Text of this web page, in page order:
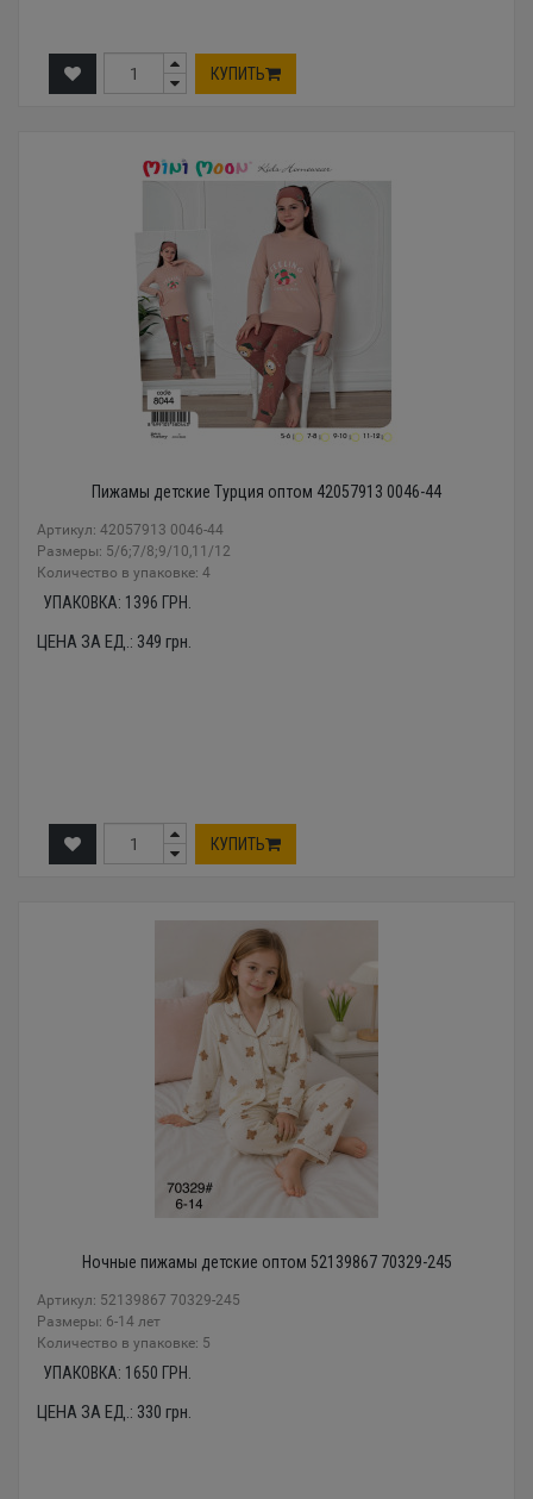
КУПИТЬ
Пижамы детские Турция оптом 42057913 0046-44
Артикул: 42057913 0046-44
Размеры: 5/6;7/8;9/10,11/12
Количество в упаковке: 4
УПАКОВКА: 1396 ГРН.
ЦЕНА ЗА ЕД.: 349 грн.
КУПИТЬ
Ночные пижамы детские оптом 52139867 70329-245
Артикул: 52139867 70329-245
Размеры: 6-14 лет
Количество в упаковке: 5
УПАКОВКА: 1650 ГРН.
ЦЕНА ЗА ЕД.: 330 грн.